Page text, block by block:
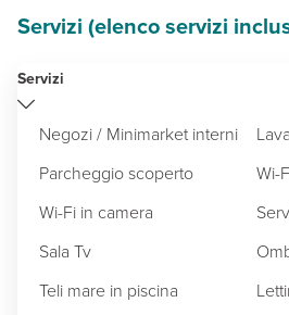
Servizi (elenco servizi
Servizi
Negozi / Minimarket interni
Parcheggio scoperto
Wi-
Wi-Fi in camera
Sala Tv
Teli mare in piscina